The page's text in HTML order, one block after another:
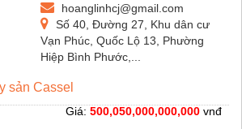
hoanglinhcj@gmail.com
Số 40, Đường 27, Khu dân cư
Vạn Phúc, Quốc Lộ 13, Phường
Hiệp Bình Phước,...
sản Cassel
Giá: 500,050,000,000,000 vnđ